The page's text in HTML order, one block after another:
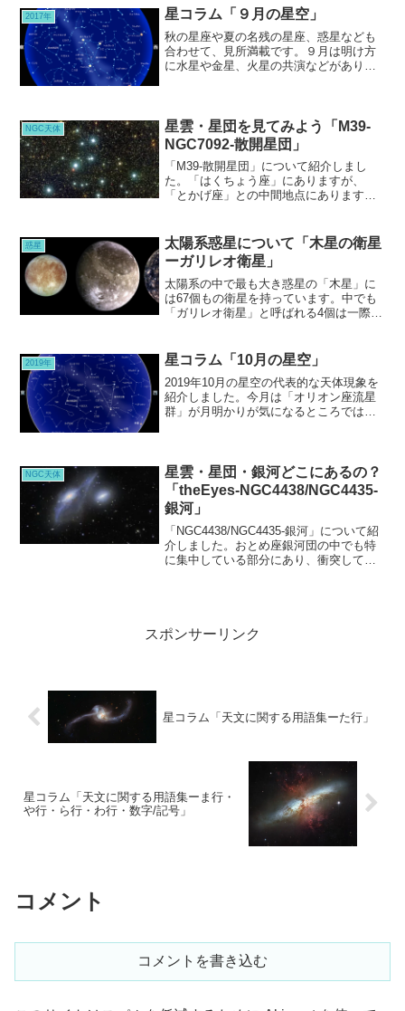
河ができました。
2017年 星コラム「９月の星空」
秋の星座や夏の名残の星座、惑星なども
合わせて、見所満載です。９月は明け方
に水星や金星、火星の共演などがあり、
NGC天体
星雲・星団を見てみよう「M39-
NGC7092-散開星団」
「M39-散開星団」について紹介しまし
た。「はくちょう座」にありますが、
「とかげ座」との中間地点にあります。
い。星の散らばし方が、むしろ双眼鏡向
きの星団です。
惑星
太陽系惑星について「木星の衛星
ーガリレオ衛星」
太陽系の中で最も大き惑星の「木星」に
は67個もの衛星を持っています。中でも
「ガリレオ衛星」と呼ばれる4個は一際大
衛星となっています。
2019年 星コラム「10月の星空」
2019年10月の星空の代表的な天体現象を
紹介しました。今月は「オリオン座流星
群」が月明かりが気になるところではあ
NGC天体
星雲・星団・銀河どこにあるの？
「theEyes-NGC4438/NGC4435-
銀河」
「NGC4438/NGC4435-銀河」について紹
介しました。おとめ座銀河団の中でも特
に集中している部分にあり、衝突しても
スポンサーリンク
星コラム「天文に関する用語集ーた行」
星コラム「天文に関する用語集ーま行・
や行・ら行・わ行・数字/記号」
コメント
コメントを書き込む